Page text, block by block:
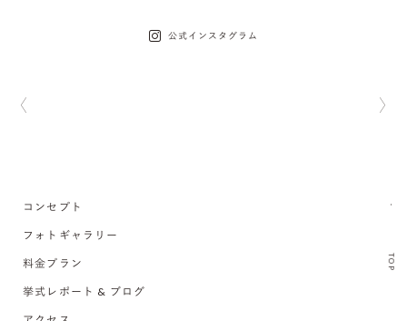
公式インスタグラム
TOP
コンセプト
フォトギャラリー
料金プラン
挙式レポート & ブログ